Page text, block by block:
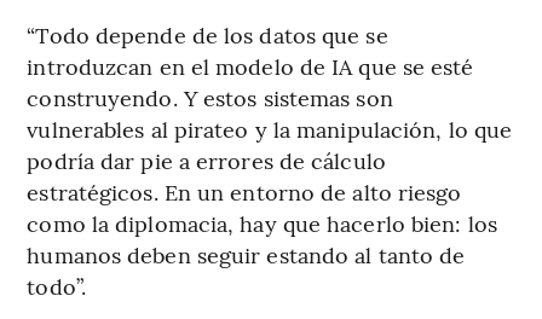
“Todo depende de los datos que se
introduzcan en el modelo de IA que se esté
construyendo. Y estos sistemas son
vulnerables al pirateo y la manipulación, lo que
podría dar pie a errores de cálculo
estratégicos. En un entorno de alto riesgo
como la diplomacia, hay que hacerlo bien: los
humanos deben seguir estando al tanto de
todo”.